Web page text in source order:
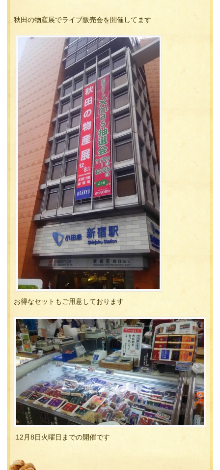
秋田の物産展でライブ販売会を開催してます
お得なセットもご用意しております
12月8日火曜日までの開催です